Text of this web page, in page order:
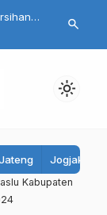
Ribuan
bagi
search
light_mode
Jogjakarta
Kabupaten